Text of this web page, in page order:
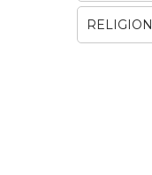
RELIGION